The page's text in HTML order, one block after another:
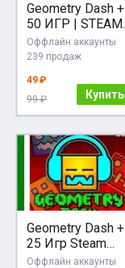
Geometry Dash +
50 ИГР | STEAM
АККАУНТ +
БОНУС КЛЮЧ
Оффлайн аккаунты
239 продаж
49 ₽
99 ₽
Купить
Geometry Dash +
25 Игр Steam
Карты АКЦИЯ
Оффлайн аккаунты